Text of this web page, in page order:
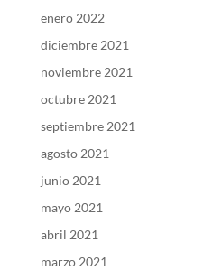
enero 2022
diciembre 2021
noviembre 2021
octubre 2021
septiembre 2021
agosto 2021
junio 2021
mayo 2021
abril 2021
marzo 2021